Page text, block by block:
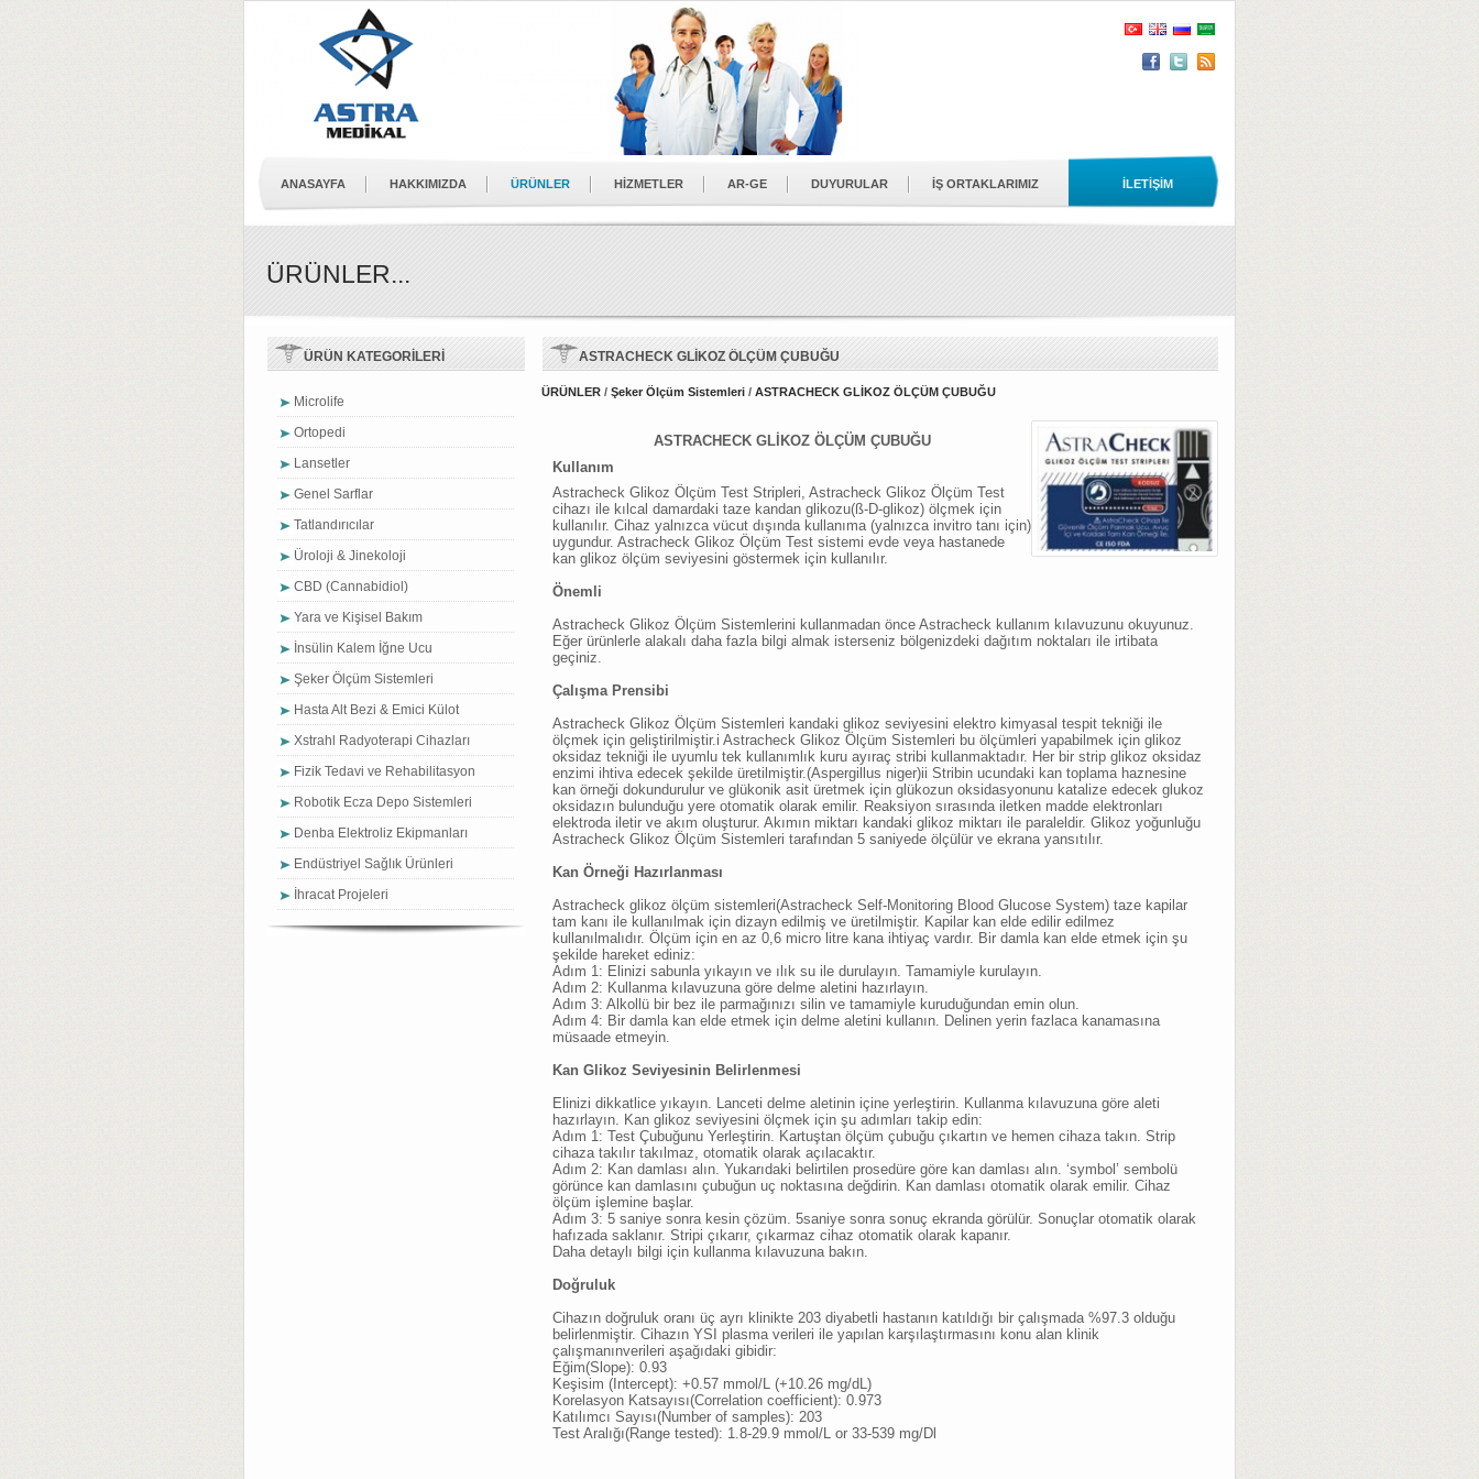
ANASAYFA HAKKIMIZDA ÜRÜNLER HİZMETLER AR-GE DUYURULAR İŞ ORTAKLARIMIZ İLETİŞİM
ÜRÜNLER...
ASTRACHECK GLİKOZ ÖLÇÜM ÇUBUĞU
ÜRÜNLER / Şeker Ölçüm Sistemleri / ASTRACHECK GLİKOZ ÖLÇÜM ÇUBUĞU
ASTRACHECK GLİKOZ ÖLÇÜM ÇUBUĞU
Kullanım
Astracheck Glikoz Ölçüm Test Stripleri, Astracheck Glikoz Ölçüm Test
cihazı ile kılcal damardaki taze kandan glikozu(ß-D-glikoz) ölçmek için
kullanılır. Cihaz yalnızca vücut dışında kullanıma (yalnızca invitro tanı için)
uygundur. Astracheck Glikoz Ölçüm Test sistemi evde veya hastanede
kan glikoz ölçüm seviyesini göstermek için kullanılır.
Önemli
Astracheck Glikoz Ölçüm Sistemlerini kullanmadan önce Astracheck kullanım kılavuzunu okuyunuz.
Eğer ürünlerle alakalı daha fazla bilgi almak isterseniz bölgenizdeki dağıtım noktaları ile irtibata
geçiniz.
Çalışma Prensibi
Astracheck Glikoz Ölçüm Sistemleri kandaki glikoz seviyesini elektro kimyasal tespit tekniği ile
ölçmek için geliştirilmiştir.i Astracheck Glikoz Ölçüm Sistemleri bu ölçümleri yapabilmek için glikoz
oksidaz tekniği ile uyumlu tek kullanımlık kuru ayıraç stribi kullanmaktadır. Her bir strip glikoz oksidaz
enzimi ihtiva edecek şekilde üretilmiştir.(Aspergillus niger)ii Stribin ucundaki kan toplama haznesine
kan örneği dokundurulur ve glükonik asit üretmek için glükozun oksidasyonunu katalize edecek glukoz
oksidazın bulunduğu yere otomatik olarak emilir. Reaksiyon sırasında iletken madde elektronları
elektroda iletir ve akım oluşturur. Akımın miktarı kandaki glikoz miktarı ile paraleldir. Glikoz yoğunluğu
Astracheck Glikoz Ölçüm Sistemleri tarafından 5 saniyede ölçülür ve ekrana yansıtılır.
Kan Örneği Hazırlanması
Astracheck glikoz ölçüm sistemleri(Astracheck Self-Monitoring Blood Glucose System) taze kapilar
tam kanı ile kullanılmak için dizayn edilmiş ve üretilmiştir. Kapilar kan elde edilir edilmez
kullanılmalıdır. Ölçüm için en az 0,6 micro litre kana ihtiyaç vardır. Bir damla kan elde etmek için şu
şekilde hareket ediniz:
Adım 1: Elinizi sabunla yıkayın ve ılık su ile durulayın. Tamamiyle kurulayın.
Adım 2: Kullanma kılavuzuna göre delme aletini hazırlayın.
Adım 3: Alkollü bir bez ile parmağınızı silin ve tamamiyle kuruduğundan emin olun.
Adım 4: Bir damla kan elde etmek için delme aletini kullanın. Delinen yerin fazlaca kanamasına
müsaade etmeyin.
Kan Glikoz Seviyesinin Belirlenmesi
Elinizi dikkatlice yıkayın. Lanceti delme aletinin içine yerleştirin. Kullanma kılavuzuna göre aleti
hazırlayın. Kan glikoz seviyesini ölçmek için şu adımları takip edin:
Adım 1: Test Çubuğunu Yerleştirin. Kartuştan ölçüm çubuğu çıkartın ve hemen cihaza takın. Strip
cihaza takılır takılmaz, otomatik olarak açılacaktır.
Adım 2: Kan damlası alın. Yukarıdaki belirtilen prosedüre göre kan damlası alın. ‘symbol’ sembolü
görünce kan damlasını çubuğun uç noktasına değdirin. Kan damlası otomatik olarak emilir. Cihaz
ölçüm işlemine başlar.
Adım 3: 5 saniye sonra kesin çözüm. 5saniye sonra sonuç ekranda görülür. Sonuçlar otomatik olarak
hafızada saklanır. Stripi çıkarır, çıkarmaz cihaz otomatik olarak kapanır.
Daha detaylı bilgi için kullanma kılavuzuna bakın.
Doğruluk
Cihazın doğruluk oranı üç ayrı klinikte 203 diyabetli hastanın katıldığı bir çalışmada %97.3 olduğu
belirlenmiştir. Cihazın YSI plasma verileri ile yapılan karşılaştırmasını konu alan klinik
çalışmanınverileri aşağıdaki gibidir:
Eğim(Slope): 0.93
Keşisim (Intercept): +0.57 mmol/L (+10.26 mg/dL)
Korelasyon Katsayısı(Correlation coefficient): 0.973
Katılımcı Sayısı(Number of samples): 203
Test Aralığı(Range tested): 1.8-29.9 mmol/L or 33-539 mg/Dl
ÜRÜN KATEGORİLERİ
Microlife
Ortopedi
Lansetler
Genel Sarflar
Tatlandırıcılar
Üroloji & Jinekoloji
CBD (Cannabidiol)
Yara ve Kişisel Bakım
İnsülin Kalem İğne Ucu
Şeker Ölçüm Sistemleri
Hasta Alt Bezi & Emici Külot
Xstrahl Radyoterapi Cihazları
Fizik Tedavi ve Rehabilitasyon
Robotik Ecza Depo Sistemleri
Denba Elektroliz Ekipmanları
Endüstriyel Sağlık Ürünleri
İhracat Projeleri